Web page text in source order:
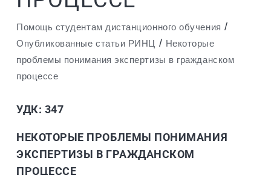
Помощь студентам дистанционного обучения /
Опубликованные статьи РИНЦ / Некоторые
проблемы понимания экспертизы в гражданском
процессе
УДК: 347
НЕКОТОРЫЕ ПРОБЛЕМЫ ПОНИМАНИЯ
ЭКСПЕРТИЗЫ В ГРАЖДАНСКОМ
ПРОЦЕССЕ